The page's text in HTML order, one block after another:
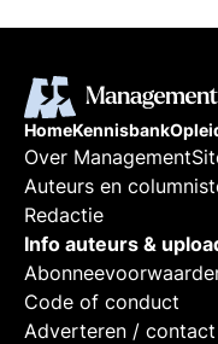
HomeKennisbank
Over
Auteurs en
Redactie
Info auteurs &
Code of conduct
Adverteren / contact